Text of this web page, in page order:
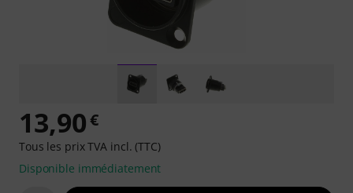
13,90€
Tous les prix TVA incl. (TTC)
Disponible immédiatement